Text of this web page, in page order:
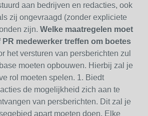
aan bedrijven en redacties, ook
zij ongevraagd (zonder expliciete
zijn. Welke maatregelen moet
medewerker treffen om boetes
het versturen van persberichten zul
moeten opbouwen. Hierbij zal je
rol moeten spelen. 1. Biedt
de mogelijkheid zich aan te
van persberichten. Dit zal je
apart moeten doen. Elke